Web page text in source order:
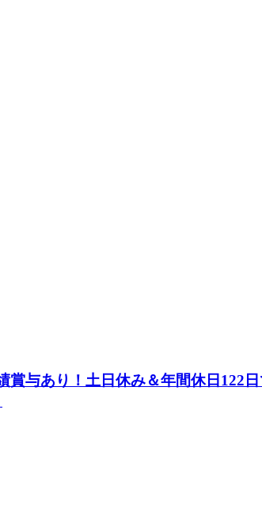
与あり！土日休み＆年間休日122